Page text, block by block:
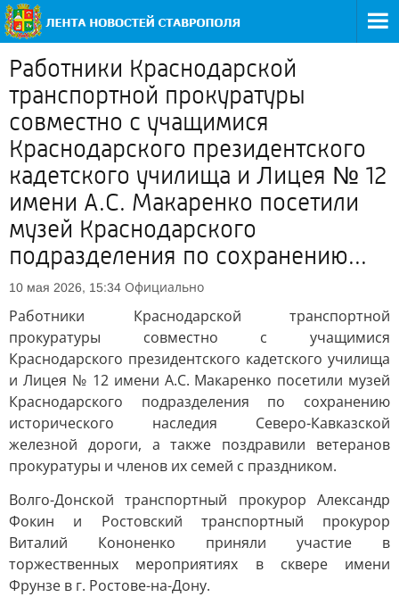
Работники Краснодарской
транспортной прокуратуры
совместно с учащимися
Краснодарского президентского
кадетского училища и Лицея № 12
имени А.С. Макаренко посетили
музей Краснодарского
подразделения по сохранению...
10 мая 2026, 15:34 Официально
Работники Краснодарской транспортной
прокуратуры совместно с учащимися
Краснодарского президентского кадетского училища
и Лицея № 12 имени А.С. Макаренко посетили музей
Краснодарского подразделения по сохранению
исторического наследия Северо-Кавказской
железной дороги, а также поздравили ветеранов
прокуратуры и членов их семей с праздником.
Волго-Донской транспортный прокурор Александр
Фокин и Ростовский транспортный прокурор
Виталий Кононенко приняли участие в
торжественных мероприятиях в сквере имени
Фрунзе в г. Ростове-на-Дону.